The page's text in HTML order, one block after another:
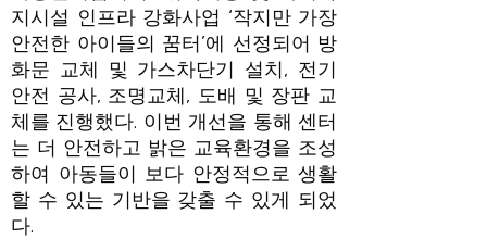
지시설 인프라 강화사업 ‘작지만 가장
안전한 아이들의 꿈터’에 선정되어 방
화문 교체 및 가스차단기 설치, 전기
안전 공사, 조명교체, 도배 및 장판 교
체를 진행했다. 이번 개선을 통해 센터
는 더 안전하고 밝은 교육환경을 조성
하여 아동들이 보다 안정적으로 생활
할 수 있는 기반을 갖출 수 있게 되었
다.